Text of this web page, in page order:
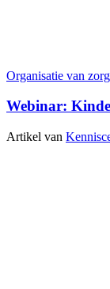
Organisatie van zorg
Webinar:
Artikel van